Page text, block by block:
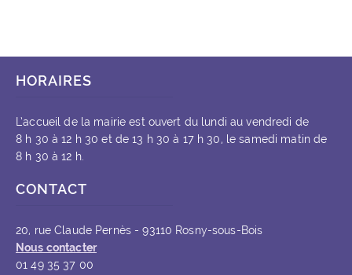
HORAIRES
L’accueil de la mairie est ouvert du lundi au vendredi de
8 h 30 à 12 h 30 et de 13 h 30 à 17 h 30, le samedi matin de
8 h 30 à 12 h.
CONTACT
20, rue Claude Pernès - 93110 Rosny-sous-Bois
Nous contacter
01 49 35 37 00